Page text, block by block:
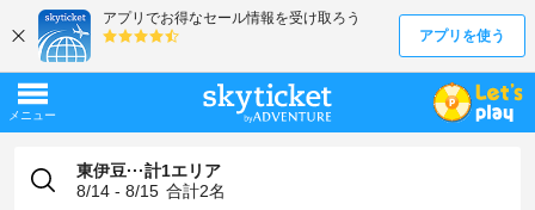
東伊豆···計1エリア
8/14 - 8/15 合計2名